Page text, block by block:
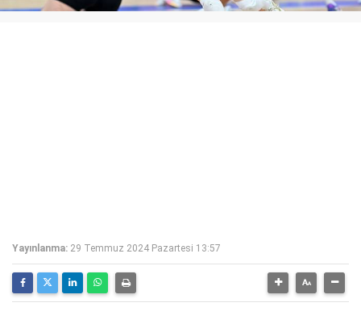
Yayınlanma: 29 Temmuz 2024 Pazartesi 13:57